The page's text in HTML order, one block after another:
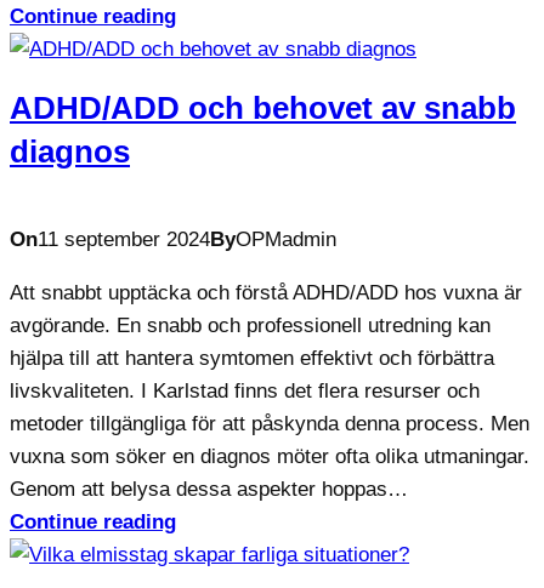
Continue reading
ADHD/ADD och behovet av snabb
diagnos
On11 september 2024ByOPMadmin
Att snabbt upptäcka och förstå ADHD/ADD hos vuxna är
avgörande. En snabb och professionell utredning kan
hjälpa till att hantera symtomen effektivt och förbättra
livskvaliteten. I Karlstad finns det flera resurser och
metoder tillgängliga för att påskynda denna process. Men
vuxna som söker en diagnos möter ofta olika utmaningar.
Genom att belysa dessa aspekter hoppas…
Continue reading